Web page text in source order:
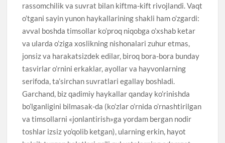
rassomchilik va suvrat bilan kiftma-kift rivojlandi. Vaqt
o’tgani sayin yunon haykallarining shakli ham o’zgardi:
avval boshda timsollar ko’proq niqobga o’xshab ketar
va ularda o’ziga xoslikning nishonalari zuhur etmas,
jonsiz va harakatsizdek edilar, biroq bora-bora bunday
tasvirlar o’rnini erkaklar, ayollar va hayvonlarning
serifoda, ta’sirchan suvratlari egallay boshladi.
Garchand, biz qadimiy haykallar qanday ko’rinishda
bo’lganligini bilmasak-da (ko’zlar o’rnida o’rnashtirilgan
va timsollarni «jonlantirish»ga yordam bergan nodir
toshlar izsiz yo’qolib ketgan), ularning erkin, hayot